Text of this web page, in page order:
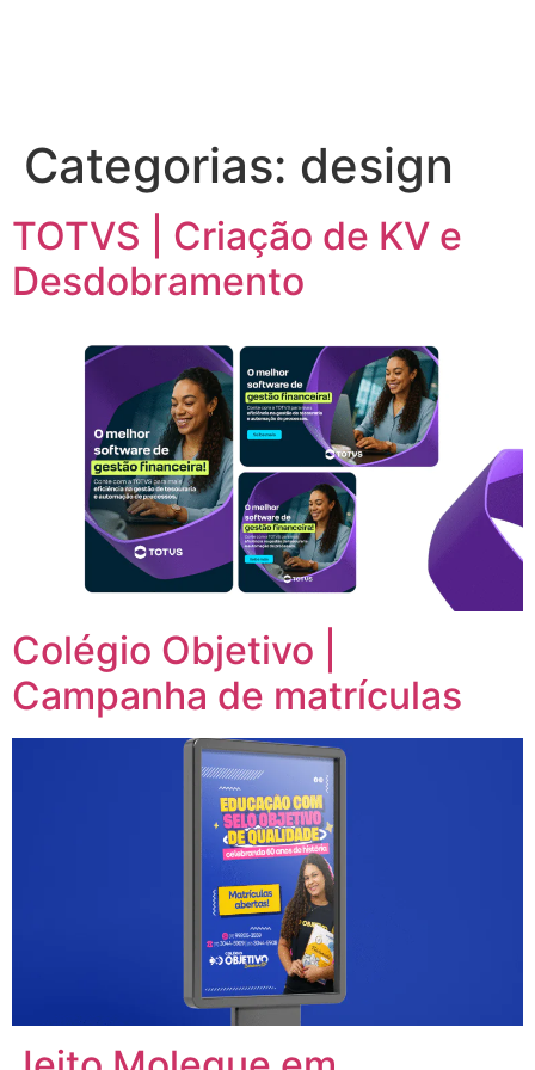
Categorias: design
TOTVS | Criação de KV e
Desdobramento
Colégio Objetivo |
Campanha de matrículas